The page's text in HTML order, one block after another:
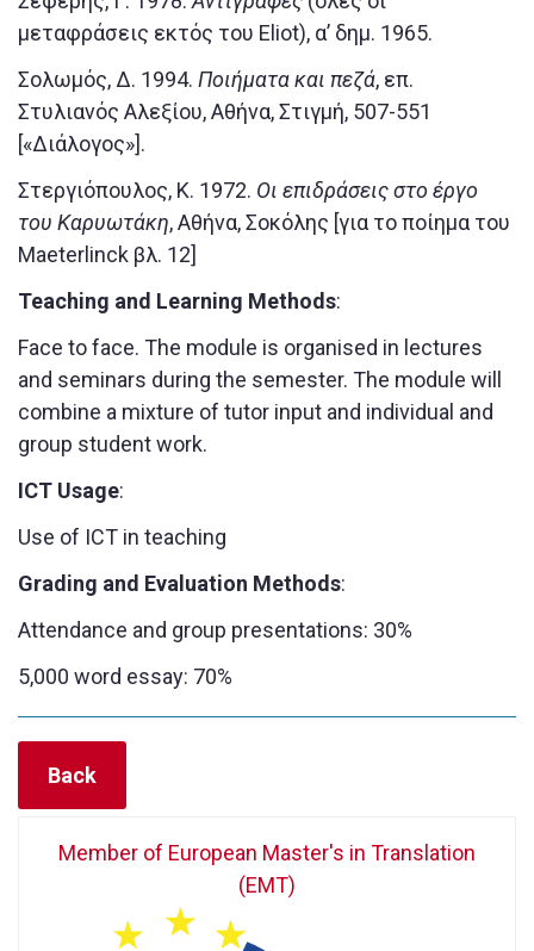
μεταφράσεις εκτός του Eliot), α’ δημ. 1965.
Σολωμός, Δ. 1994. Ποιήματα και πεζά, επ.
Στυλιανός Αλεξίου, Αθήνα, Στιγμή, 507-551
[«Διάλογος»].
Στεργιόπουλος, Κ. 1972. Οι επιδράσεις στο έργο
του Καρυωτάκη, Αθήνα, Σοκόλης [για το ποίημα του
Maeterlinck βλ. 12]
Teaching and Learning Methods:
Face to face. The module is organised in lectures
and seminars during the semester. The module will
combine a mixture of tutor input and individual and
group student work.
ICT Usage:
Use of ICT in teaching
Grading and Evaluation Methods:
Attendance and group presentations: 30%
5,000 word essay: 70%
Back
Member of European Master's in Translation
(EMT)